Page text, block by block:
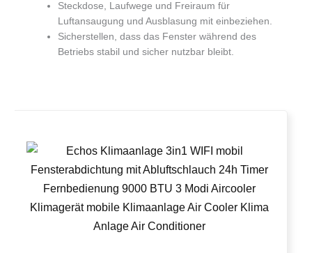
Steckdose, Laufwege und Freiraum für
Luftansaugung und Ausblasung mit einbeziehen.
Sicherstellen, dass das Fenster während des
Betriebs stabil und sicher nutzbar bleibt.